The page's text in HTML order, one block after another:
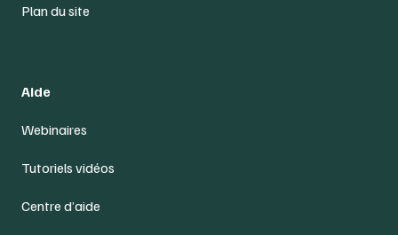
Plan du site
Aide
Webinaires
Tutoriels vidéos
Centre d’aide